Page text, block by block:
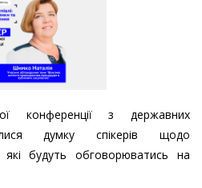
конференції з державних
думку спікерів щодо
які будуть обговорюватись на